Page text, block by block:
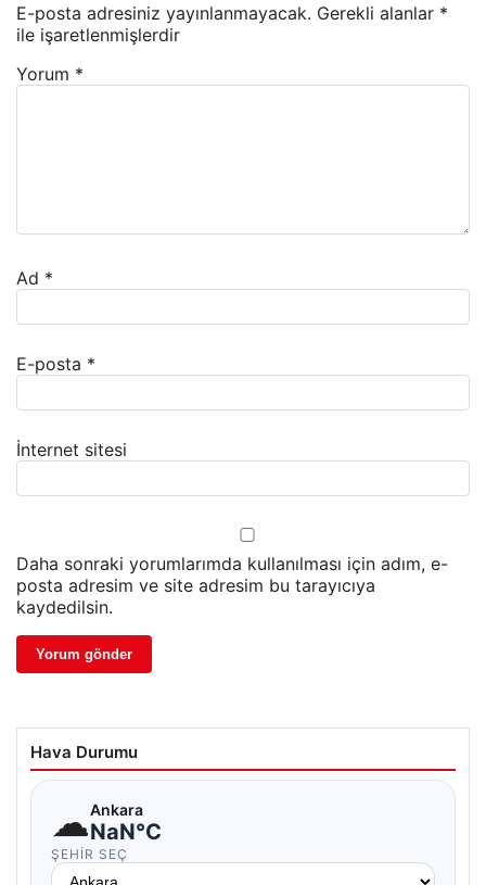
E-posta adresiniz yayınlanmayacak. Gerekli alanlar *
ile işaretlenmişlerdir
Yorum *
Ad *
E-posta *
İnternet sitesi
Daha sonraki yorumlarımda kullanılması için adım, e-
posta adresim ve site adresim bu tarayıcıya
kaydedilsin.
Hava Durumu
☁Ankara
NaN°C
ŞEHIR SEÇ